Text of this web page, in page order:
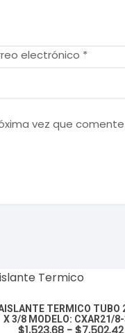
electrónico *
vez que comente.
TERMICO TUBO
X 3/8 MODELO: CXAR21/
MARCA CLUXER
$1,523.68 - $7,502.42